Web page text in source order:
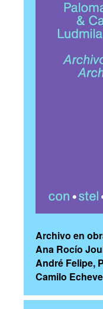
Archivo en
Ana Rocío
André Felipe,
Camilo